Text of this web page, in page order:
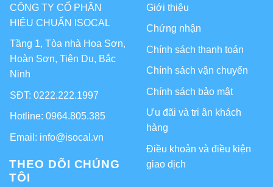
CÔNG TY CỔ PHẦN
HIỆU CHUẨN ISOCAL
Tầng 1, Tòa nhà Hoa Sơn,
Hoàn Sơn, Tiên Du, Bắc
Ninh
SĐT: 0222.222.1997
Hotline: 0964.805.385
Email: info@isocal.vn
THEO DÕI CHÚNG
TÔI
Giới thiệu
Chứng nhận
Chính sách thanh toán
Chính sách vận chuyển
Chính sách bảo mật
Ưu đãi và tri ân khách
hàng
Điều khoản và điều kiện
giao dịch